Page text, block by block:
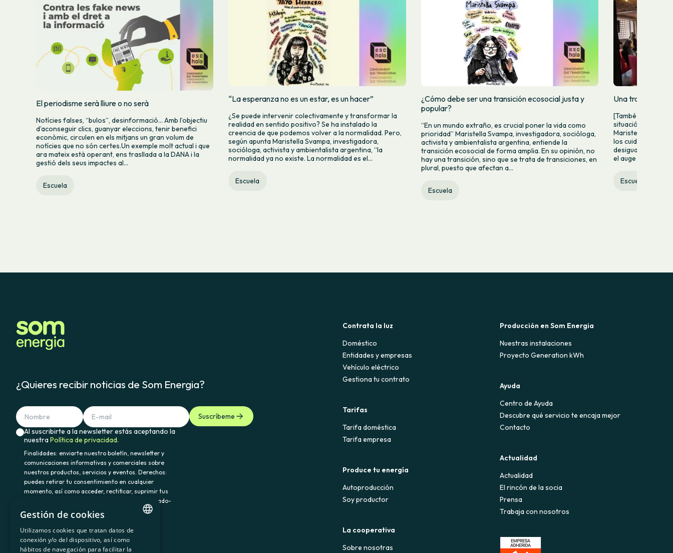
El periodisme serà lliure o no serà
Notícies falses, “bulos”, desinformació… Amb l’objectiu
d’aconseguir clics, guanyar eleccions, tenir benefici
econòmic, circulen en els mitjans un gran volum de
notícies que no són certes.Un exemple molt actual i que
ara mateix està operant, ens trasllada a la DANA i la
gestió dels seus impactes al...
Escuela
“La esperanza no es un estar, es un hacer”
¿Se puede intervenir colectivamente y transformar la
realidad en sentido positivo? Se ha instalado la
creencia de que podemos volver a la normalidad. Pero,
según apunta Maristella Svampa, investigadora,
socióloga, activista y ambientalista argentina, “la
normalidad ya no existe. La normalidad es el...
Escuela
¿Cómo debe ser una transición ecosocial justa y
popular?
“En un mundo extraño, es crucial poner la vida como
prioridad” Maristella Svampa, investigadora, socióloga,
activista y ambientalista argentina, entiende la
transición ecosocial de forma amplia. En su opinión, no
hay una transición, sino que se trata de transiciones, en
plural, puesto que afectan a...
Escuela
Una transición
[També en català]
situación de
Maristella
los cuidados, la
desigualdades, la
el auge de la
Escuela
¿Quieres recibir noticias de Som Energia?
Suscríbeme
Al suscribirte a la newsletter estás aceptando la
nuestraPolítica de privacidad.
Finalidades: enviarte nuestro boletín, newsletter y
comunicaciones informativas y comerciales sobre
nuestros productos, servicios y eventos. Derechos:
puedes retirar tu consentimiento en cualquier
momento, así como acceder, rectificar, suprimir tus
datos y demás derechos en somenergia@delegado-
datos.com. Información adicional:
Política de
privacidad.
Contrata la luz
Doméstico
Entidades y empresas
Vehículo eléctrico
Gestiona tu contrato
Tarifas
Tarifa doméstica
Tarifa empresa
Produce tu energía
Autoproducción
Soy productor
La cooperativa
Sobre nosotras
Producción en Som Energia
Nuestras instalaciones
Proyecto Generation kWh
Ayuda
Centro de Ayuda
Descubre qué servicio te encaja mejor
Contacto
Actualidad
Actualidad
El rincón de la socia
Prensa
Trabaja con nosotros
CATALAN
Gestión de cookies
Utilizamos cookies que tratan datos de
conexión y/o del dispositivo, así como
hábitos de navegación para facilitar la